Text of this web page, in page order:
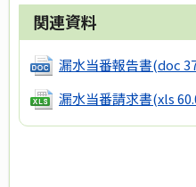
関連資料
漏水当番報告書(doc
漏水当番請求書(xls